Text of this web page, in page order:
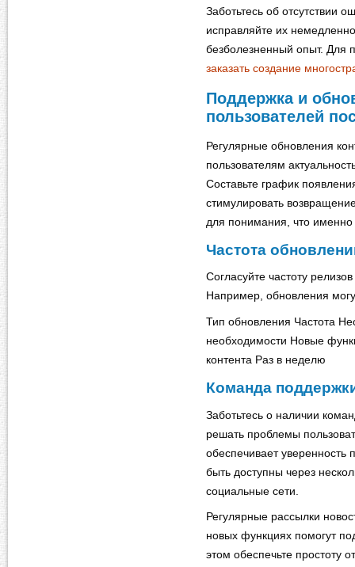
Заботьтесь об отсутствии
исправляйте их
безболезненный опыт.
заказать создание
Поддержка и
пользователей
Регулярные обновления
пользователям
Составьте график
стимулировать
для понимания, что
Частота
Согласуйте частоту
Например, обновления
Тип обновления Частота
необходимости Новые
контента Раз в неделю
Команда
Заботьтесь о наличии
решать проблемы
обеспечивает
быть доступны через
социальные сети.
Регулярные рассылки
новых функциях помогут
этом обеспечьте простоту